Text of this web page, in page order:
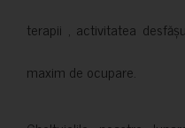
terapii , activitatea
maxim de ocupare.